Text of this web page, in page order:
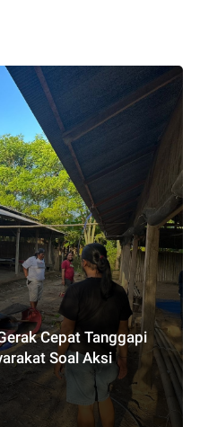
Cepat Tanggapi
Soal Aksi